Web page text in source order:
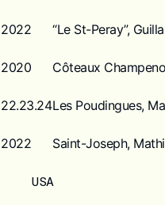
2022 “Le St-Peray”,
2020 Côteaux
22.23.24Les Poudingues,
2022 Saint-Joseph,
USA